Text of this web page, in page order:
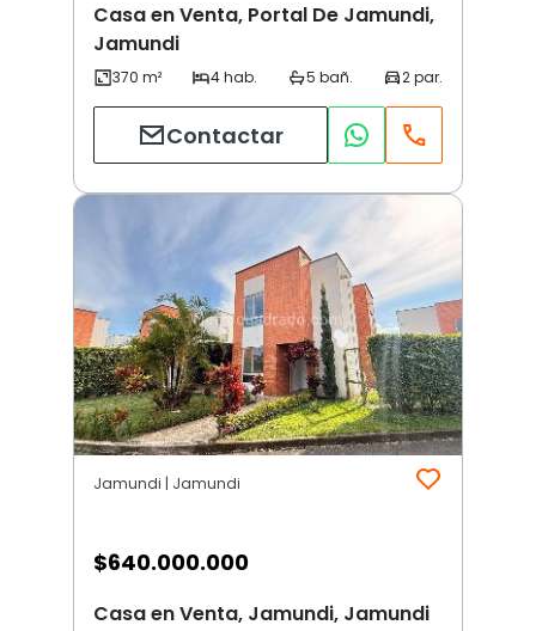
Casa en Venta, Portal De Jamundi,
Jamundi
Contactar
Jamundi | Jamundi
$640.000.000
Casa en Venta, Jamundi, Jamundi